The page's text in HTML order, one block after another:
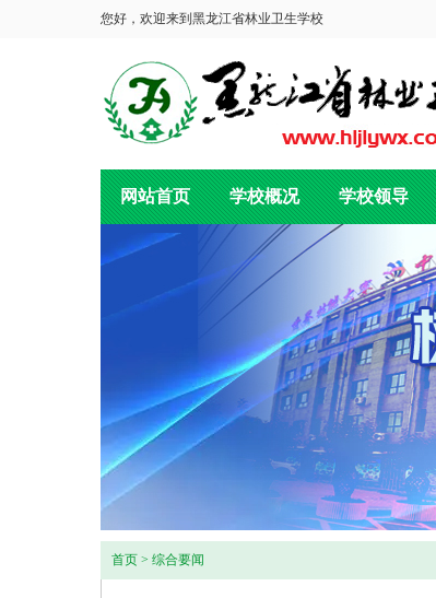
您好，欢迎来到黑龙江省林业卫生学校
网站首页 学校概况 学校领导
首页 > 综合要闻